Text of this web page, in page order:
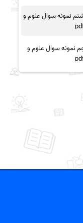
نمونه سوال علوم و
نمونه سوال علوم و